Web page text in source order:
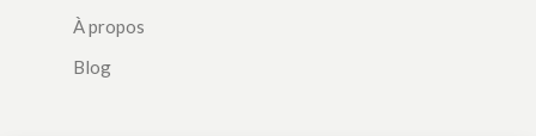
À propos
Blog